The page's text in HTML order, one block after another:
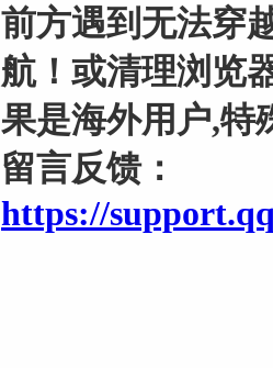
前方遇到无法穿
航！或清理浏览
果是海外用户,特
留言反馈：
https://